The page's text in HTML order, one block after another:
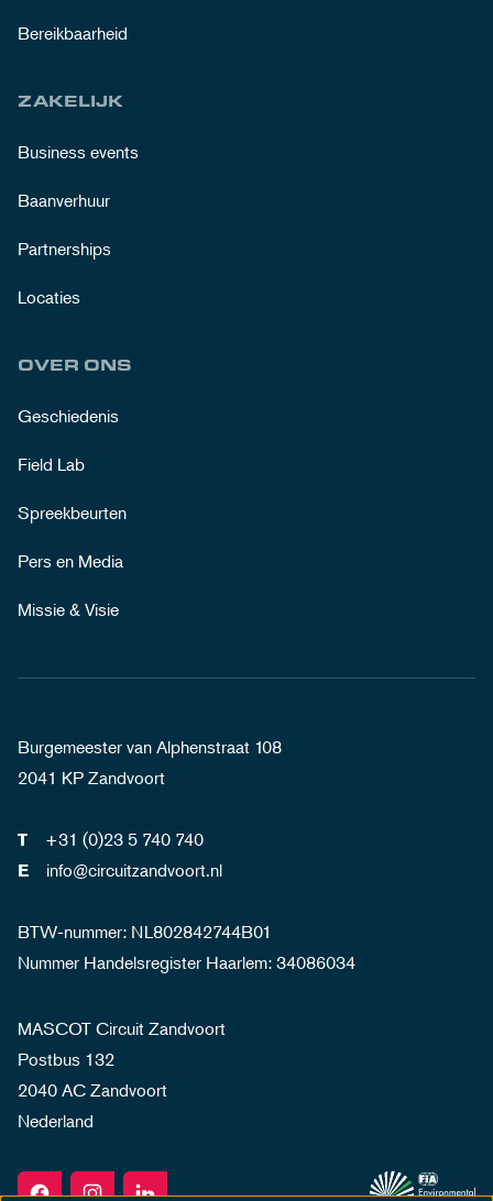
Bereikbaarheid
ZAKELIJK
Business events
Baanverhuur
Partnerships
Locaties
OVER ONS
Geschiedenis
Field Lab
Spreekbeurten
Pers en Media
Missie & Visie
Burgemeester van Alphenstraat 108
2041 KP Zandvoort
T +31 (0)23 5 740 740
E info@circuitzandvoort.nl
BTW-nummer: NL802842744B01
Nummer Handelsregister Haarlem: 34086034
MASCOT Circuit Zandvoort
Postbus 132
2040 AC Zandvoort
Nederland